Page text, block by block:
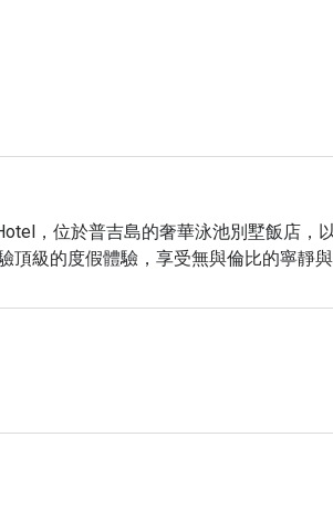
，位於普吉島的奢華泳池別墅飯店，
頂級的度假體驗，享受無與倫比的寧靜
的美食，讓您的味蕾也跟著一同旅行。
麗瞬間與海景的絕佳地點。
回憶。